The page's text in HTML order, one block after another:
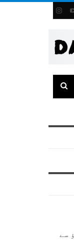
سے